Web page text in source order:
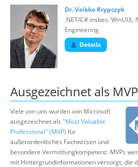
Dr. Veikko Krypczyk
.NET/C# insbes. WinUI3,
Engineering
Details
Ausgezeichnet als MVP
Viele von uns wurden von Microsoft
ausgezeichnet als "Most Valuable
Professional" (MVP) für
außerordentliches Fachwissen und
besondere Vermittlungkompetenz. MVPs
mit Hintergrundinformationen versorgt, die